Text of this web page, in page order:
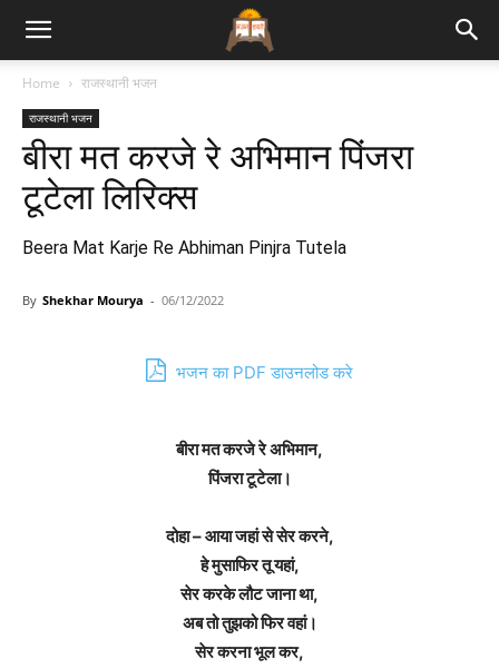
Bhajan
Lyrics
Home राजस्थानी भजन
राजस्थानी भजन
बीरा मत करजे रे अभिमान पिंजरा
टूटेला लिरिक्स
Beera Mat Karje Re Abhiman Pinjra Tutela
By Shekhar Mourya - 06/12/2022
भजन का PDF डाउनलोड करे
बीरा मत करजे रे अभिमान,
पिंजरा टूटेला।
दोहा – आया जहां से सेर करने,
हे मुसाफिर तू यहां,
सेर करके लौट जाना था,
अब तो तुझको फिर वहां।
सेर करना भूल कर,